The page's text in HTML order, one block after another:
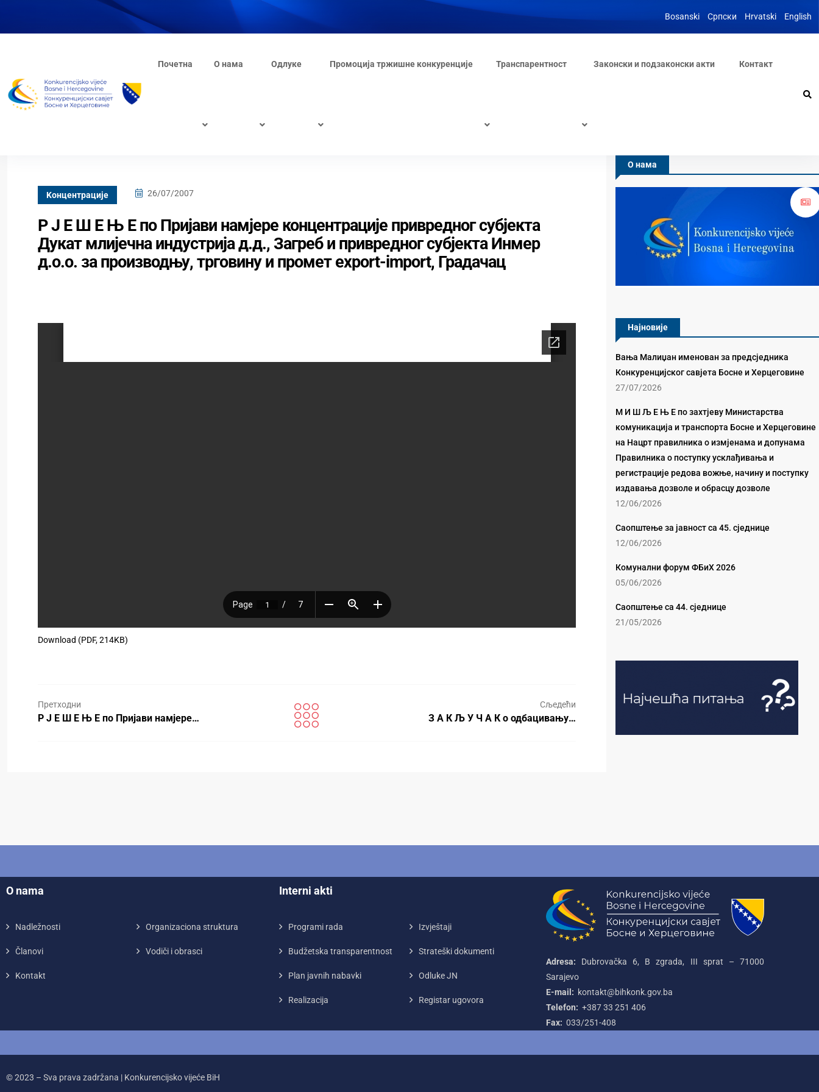
Bosanski Српски Hrvatski English
Почетна О нама Одлуке Промоција тржишне конкуренције Транспарентност Законски и подзаконски акти Контакт
Kонцентрације 26/07/2007
Р Ј Е Ш Е Њ Е по Пријави намјере концентрације привредног субјекта
Дукат млијечна индустрија д.д., Загреб и привредног субјекта Инмер
д.о.о. за производњу, трговину и промет export-import, Градачац
Download (PDF, 214KB)
Претходни
Р Ј Е Ш Е Њ Е по Пријави намјере…
Сљедећи
З А К Љ У Ч А К о одбацивању…
О нама
Најновије
Вања Малиџан именован за предсједника
Конкуренцијског савјета Босне и Херцеговине
27/07/2026
М И Ш Љ Е Њ Е по захтјеву Министарства
комуникација и транспорта Босне и Херцеговине
на Нацрт правилника о измјенама и допунама
Правилника о поступку усклађивања и
регистрације редова вожње, начину и поступку
издавања дозволе и обрасцу дозволе
12/06/2026
Саопштење за јавност са 45. сједнице
12/06/2026
Комунални форум ФБиХ 2026
05/06/2026
Саопштење са 44. сједнице
21/05/2026
O nama
Nadležnosti Organizaciona struktura
Članovi Vodiči i obrasci
Kontakt
Interni akti
Programi rada Izvještaji
Budžetska transparentnost Strateški dokumenti
Plan javnih nabavki Odluke JN
Realizacija Registar ugovora
Adresa: Dubrovačka 6, B zgrada, III sprat – 71000‌
Sarajevo
E-mail: kontakt@bihkonk.gov.ba
Telefon: +387‌ 33‌ 251‌ 406
Fax: 033/251-408
© 2023 – Sva prava zadržana | Konkurencijsko vijeće BiH